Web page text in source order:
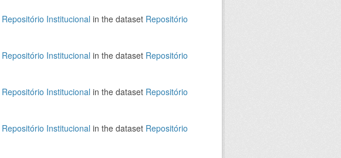
Repositório Institucional in the dataset Repositório
Repositório Institucional in the dataset Repositório
Repositório Institucional in the dataset Repositório
Repositório Institucional in the dataset Repositório